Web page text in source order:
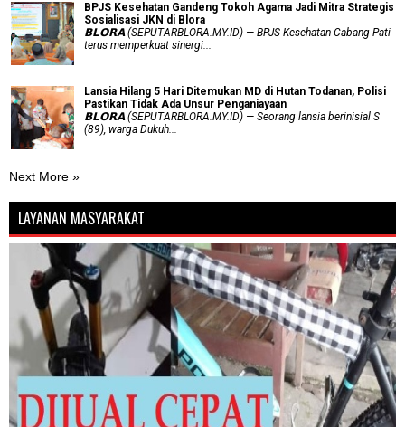
BPJS Kesehatan Gandeng Tokoh Agama Jadi Mitra Strategis
Sosialisasi JKN di Blora
𝗕𝗟𝗢𝗥𝗔 (SEPUTARBLORA.MY.ID) — BPJS Kesehatan Cabang Pati
terus memperkuat sinergi...
Lansia Hilang 5 Hari Ditemukan MD di Hutan Todanan, Polisi
Pastikan Tidak Ada Unsur Penganiayaan
𝗕𝗟𝗢𝗥𝗔 (SEPUTARBLORA.MY.ID) — Seorang lansia berinisial S
(89), warga Dukuh...
Next More »
LAYANAN MASYARAKAT